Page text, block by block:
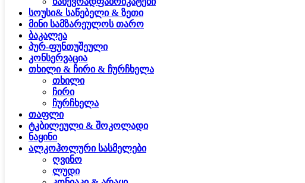
სოუსი& საწებელი & ზეთი
მინი სამზარეულოს თარო
ბაკალეა
პურ-ფუნთუშეული
კონსერვაცია
თხილი & ჩირი & ჩურჩხელა
თხილი
ჩირი
ჩურჩხელა
თაფლი
ტკბილეული & შოკოლადი
ნაყინი
ალკოჰოლური სასმელები
ღვინო
ლუდი